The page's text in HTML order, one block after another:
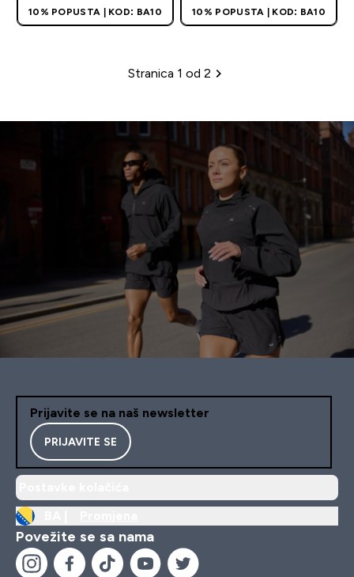
10% POPUSTA | KOD: BA10 10% POPUSTA | KOD: BA10
Paginacija
Stranica 1 od 2
Prijavite se na naš newsletter
PRIJAVITE SE
Povežite se sa nama